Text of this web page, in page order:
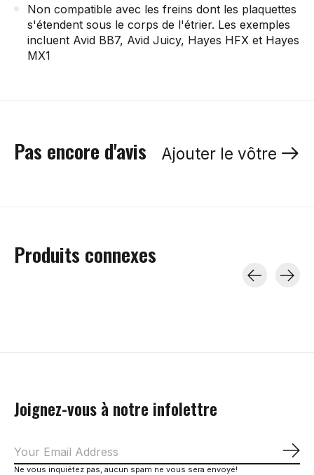
Non compatible avec les freins dont les plaquettes
s'étendent sous le corps de l'étrier. Les exemples
incluent Avid BB7, Avid Juicy, Hayes HFX et Hayes
MX1
Pas encore d'avis Ajouter le vôtre
Produits connexes
Joignez-vous à notre infolettre
Ne vous inquiétez pas, aucun spam ne vous sera envoyé!